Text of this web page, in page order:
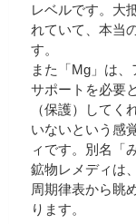
レベルです。大
れていて、本当
す。
また「Mg」は、
サポートを必要
（保護）してく
いないという感
ィです。別名「
鉱物レメディは
周期律表から眺
ります。